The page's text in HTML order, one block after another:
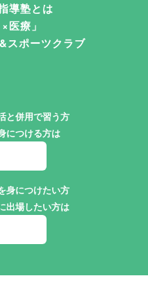
導塾とは
医療」
スポーツクラブ
と併用で習う方
につける方は
ちら
身につけたい方
出場したい方は
ちら